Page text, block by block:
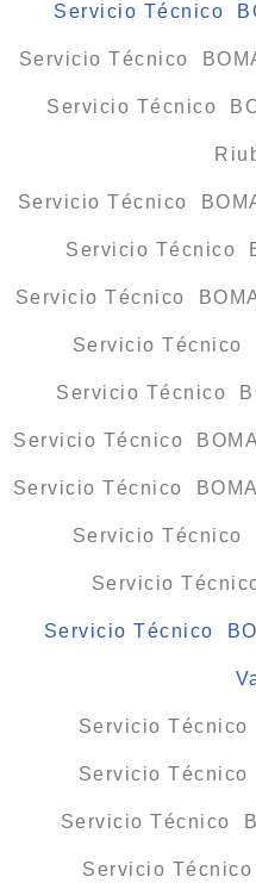
Servicio Técnico
Servicio Técnico
Servicio Técnico
Servicio Técnico
Servicio Técnico
Servicio Técnico
Servicio Técnico
Servicio Técnico
Servicio Técnico
Servicio Técnico
Servicio Técnico
Servicio
Servicio Técnico
Servicio
Servicio
Servicio Técnico
Servicio